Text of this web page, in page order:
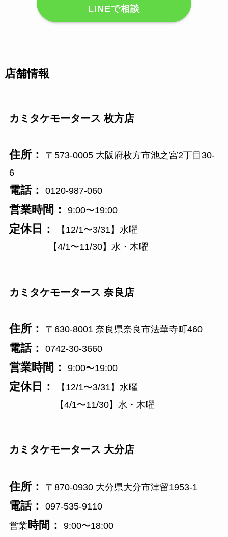
LINEで相談
店舗情報
カミタケモータース 枚方店
住所：
〒573-0005 大阪府枚方市池之宮2丁目30-
6
電話： 0120-987-060
営業時間： 9:00〜19:00
定休日：
【12/1〜3/31】水曜
【4/1〜11/30】水・木曜
カミタケモータース 奈良店
住所： 〒630-8001 奈良県奈良市法華寺町460
電話： 0742-30-3660
営業時間： 9:00〜19:00
定休日：
【12/1〜3/31】水曜
【4/1〜11/30】水・木曜
カミタケモータース 大分店
住所： 〒870-0930 大分県大分市津留1953-1
電話：
097-535-9110
営業 時間： 9:00〜18:00